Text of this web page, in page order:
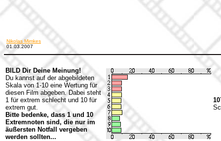
Nikolas Mimkes
01.03.2007
BILD Dir Deine Meinung!
Du kannst auf der abgebildeten
Skala von 1-10 eine Wertung für
diesen Film abgeben. Dabei steht
1 für extrem schlecht und 10 für
extrem gut.
Bitte bedenke, dass 1 und 10
Extremnoten sind, die nur im
äußersten Notfall vergeben
werden sollten...